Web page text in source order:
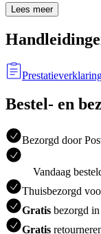
Lees meer
Bestel- en
Bezorgd door
Vandaag
Thuisbezorgd
Gratis bezorgd
Gratis